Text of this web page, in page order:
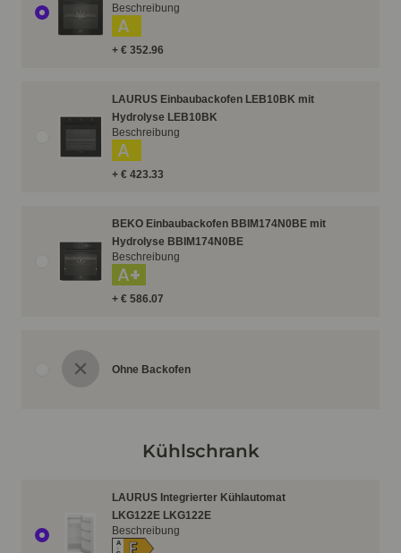
+ € 352.96
A
Beschreibung
LAURUS Einbaubackofen LEB10BK mit
Hydrolyse LEB10BK
+ € 423.33
A
Beschreibung
BEKO Einbaubackofen BBIM174N0BE mit
Hydrolyse BBIM174N0BE
+ € 586.07
A+
Beschreibung
Ohne Backofen
Kühlschrank
LAURUS Integrierter Kühlautomat
LKG122E LKG122E
A
↑
Beschreibung